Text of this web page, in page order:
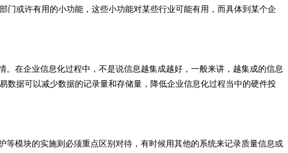
门或许有用的小功能，这些小功能对某些行业可能有用，而具体到某个企
在企业信息化过程中，不是说信息越集成越好，一般来讲，越集成的信息
数据可以减少数据的记录量和存储量，降低企业信息化过程当中的硬件投
模块的实施则必须重点区别对待，有时候用其他的系统来记录质量信息或